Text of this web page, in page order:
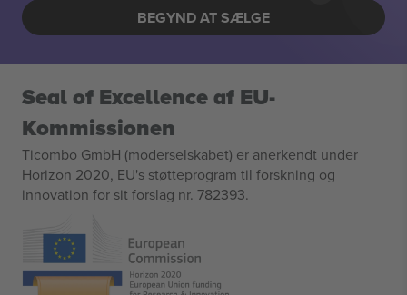
BEGYND AT SÆLGE
Seal of Excellence af EU-
Kommissionen
Ticombo GmbH (moderselskabet) er anerkendt under
Horizon 2020, EU's støtteprogram til forskning og
innovation for sit forslag nr. 782393.